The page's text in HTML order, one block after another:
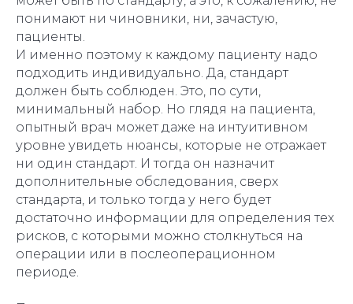
понимают ни чиновники, ни, зачастую,
пациенты.
И именно поэтому к каждому пациенту надо
подходить индивидуально. Да, стандарт
должен быть соблюден. Это, по сути,
минимальный набор. Но глядя на пациента,
опытный врач может даже на интуитивном
уровне увидеть нюансы, которые не отражает
ни один стандарт. И тогда он назначит
дополнительные обследования, сверх
стандарта, и только тогда у него будет
достаточно информации для определения тех
рисков, с которыми можно столкнуться на
операции или в послеоперационном
периоде.